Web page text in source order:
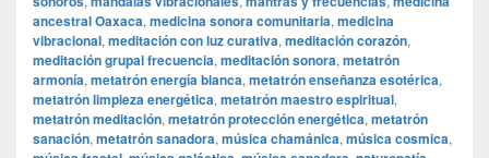
ancestral Oaxaca, medicina sonora comunitaria, medicina
vibracional, meditación con luz curativa, meditación corazón,
meditación grupal frecuencia, meditación sonora, metatrón
armonía, metatrón energía blanca, metatrón enseñanza esotérica,
metatrón limpieza energética, metatrón maestro espiritual,
metatrón meditación, metatrón protección energética, metatrón
sanación, metatrón sanadora, música chamánica, música cosmica,